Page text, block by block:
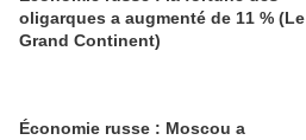
oligarques a augmenté de 11 % (Le
Grand Continent)
Économie russe : Moscou a